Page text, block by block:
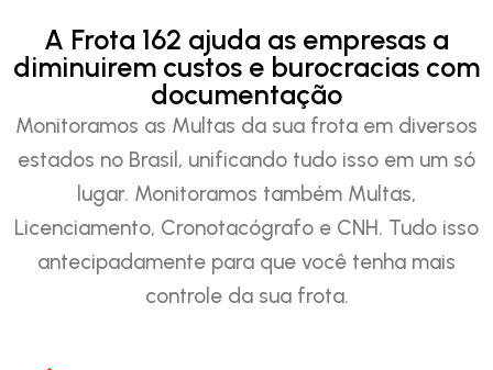
A Frota 162 ajuda as empresas a
diminuirem custos e burocracias com
documentação
Monitoramos as Multas da sua frota em diversos
estados no Brasil, unificando tudo isso em um só
lugar. Monitoramos também Multas,
Licenciamento, Cronotacógrafo e CNH. Tudo isso
antecipadamente para que você tenha mais
controle da sua frota.